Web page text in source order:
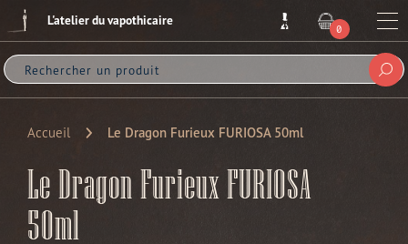
Passer
au
L'atelier du vapothicaire
0
ARTICLE
Accueil Le Dragon Furieux FURIOSA 50ml
Le Dragon Furieux FURIOSA
50ml